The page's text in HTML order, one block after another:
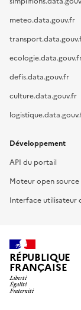
meteo.data.gouv.fr
defis.data.gouv.fr
culture.data.gouv.fr
Développement
API du portail
Moteur open source
Interface utilisateur
RÉPUBLIQUE
FRANÇAISE